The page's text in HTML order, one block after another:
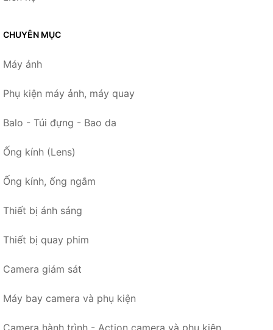
CHUYÊN MỤC
Máy ảnh
Phụ kiện máy ảnh, máy quay
Balo - Túi đựng - Bao da
Ống kính (Lens)
Ống kính, ống ngắm
Thiết bị ánh sáng
Thiết bị quay phim
Camera giám sát
Máy bay camera và phụ kiện
Camera hành trình - Action camera và phụ kiện